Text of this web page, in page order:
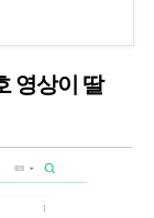
영상이 딸